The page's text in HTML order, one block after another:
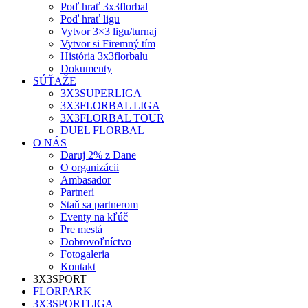
Poď hrať 3x3florbal
Poď hrať ligu
Vytvor 3×3 ligu/turnaj
Vytvor si Firemný tím
História 3x3florbalu
Dokumenty
SÚŤAŽE
3X3SUPERLIGA
3X3FLORBAL LIGA
3X3FLORBAL TOUR
DUEL FLORBAL
O NÁS
Daruj 2% z Dane
O organizácii
Ambasador
Partneri
Staň sa partnerom
Eventy na kľúč
Pre mestá
Dobrovoľníctvo
Fotogaleria
Kontakt
3X3SPORT
FLORPARK
3X3SPORTLIGA